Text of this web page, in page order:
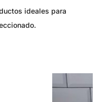
ideales para